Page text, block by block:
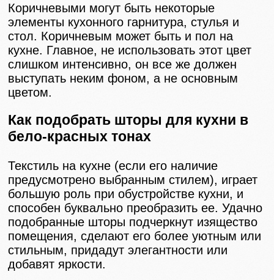
Коричневыми могут быть некоторые
элементы кухонного гарнитура, стулья и
стол. Коричневым может быть и пол на
кухне. Главное, не использовать этот цвет
слишком интенсивно, он все же должен
выступать неким фоном, а не основным
цветом.
Как подобрать шторы для кухни в
бело-красных тонах
Текстиль на кухне (если его наличие
предусмотрено выбранным стилем), играет
большую роль при обустройстве кухни, и
способен буквально преобразить ее. Удачно
подобранные шторы подчеркнут изящество
помещения, сделают его более уютным или
стильным, придадут элегантности или
добавят яркости.